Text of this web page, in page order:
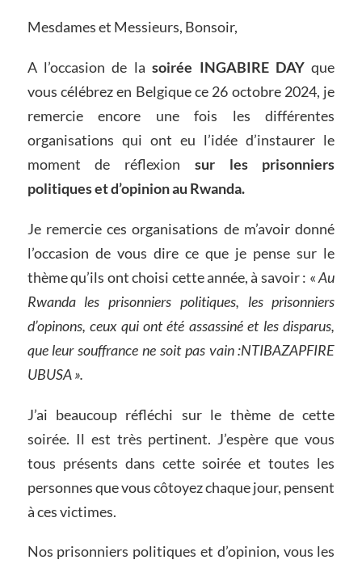
Mesdames et Messieurs, Bonsoir,
A l’occasion de lasoirée INGABIRE DAYque
vous célébrez en Belgique ce 26 octobre 2024, je
remercie encore une fois les différentes
organisations qui ont eu l’idée d’instaurer le
moment de réflexion sur les prisonniers
politiques et d’opinion au Rwanda.
Je remercie ces organisations de m’avoir donné
l’occasion de vous dire ce que je pense sur le
thème qu’ils ont choisi cette année, à savoir : «Au
Rwanda les prisonniers politiques, les prisonniers
d’opinons, ceux qui ont été assassiné et les disparus,
que leur souffrance ne soit pas vain :NTIBAZAPFIRE
UBUSA ».
J’ai beaucoup réfléchi sur le thème de cette
soirée. Il est très pertinent. J’espère que vous
tous présents dans cette soirée et toutes les
personnes que vous côtoyez chaque jour, pensent
à ces victimes.
Nos prisonniers politiques et d’opinion, vous les